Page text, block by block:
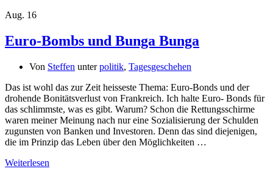
Aug. 16
Euro-Bombs und Bunga Bunga
Von Steffen unterpolitik, Tagesgeschehen
Das ist wohl das zur Zeit heisseste Thema: Euro-Bonds und der
drohende Bonitätsverlust von Frankreich. Ich halte Euro- Bonds für
das schlimmste, was es gibt. Warum? Schon die Rettungsschirme
waren meiner Meinung nach nur eine Sozialisierung der Schulden
zugunsten von Banken und Investoren. Denn das sind diejenigen,
die im Prinzip das Leben über den Möglichkeiten …
Weiterlesen